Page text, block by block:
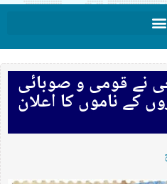
نے قومی و صوبائی
کے ناموں کا اعلان